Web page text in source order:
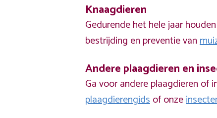
Knaagdieren
Gedurende het hele jaar
bestrijding en preventie van
Andere plaagdieren en
Ga voor andere plaagdieren of
plaagdierengidsof onze